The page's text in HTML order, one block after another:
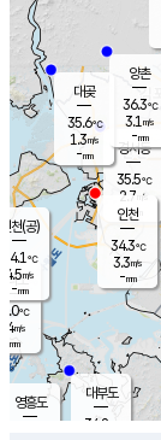
의도
℃
m/s
mm
영흥도
대부도
34.8
경서동
35.5℃
2.7 m/s
-mm
대곶
35.6℃
1.3m/s
-mm
양촌
36.3℃
3.1 m/s
-mm
인천(공)
34.1℃
4.5m/s
-mm
인천
34.3℃
3.3m/s
-mm